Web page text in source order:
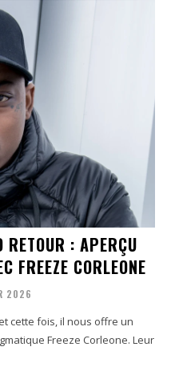
RETOUR : APERÇU
FREEZE CORLEONE
2026
cette fois, il nous offre un
Freeze Corleone. Leur